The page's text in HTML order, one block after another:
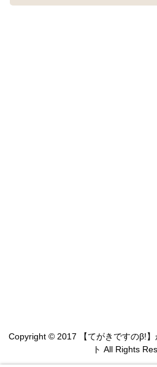
Copyright © 2017 【てがきですのβ!
ト All Rights